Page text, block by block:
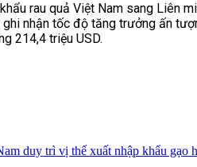
rau quả Việt Nam sang Liên
nhận tốc độ tăng trưởng ấn
214,4 triệu USD.
duy trì vị thế xuất nhập khẩu gạo